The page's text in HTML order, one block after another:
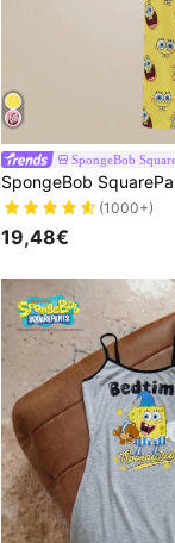
SpongeBob
(1000+)
19,48€